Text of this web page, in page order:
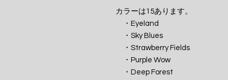
カラーは15あります。
・Eyeland
・Sky Blues
・Strawberry Fields
・Purple Wow
・Deep Forest